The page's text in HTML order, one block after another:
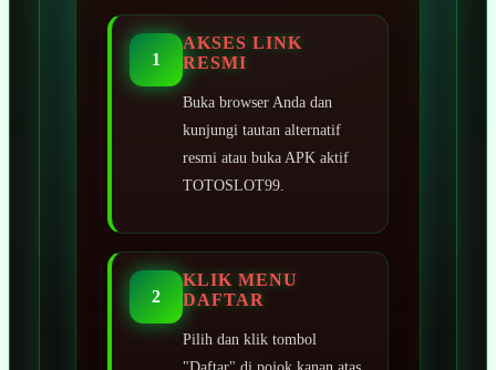
1
AKSES LINK
RESMI
Buka browser Anda dan
kunjungi tautan alternatif
resmi atau buka APK aktif
TOTOSLOT99.
2
KLIK MENU
DAFTAR
Pilih dan klik tombol